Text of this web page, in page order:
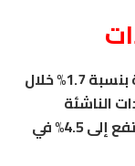
ورجح الصندوق نمو الاقتصادات المتقدمة بنسبة 1.7% خلال
الناشئة
والنامية بنسبة 3.8% هذا العام، قبل أن ترتفع إلى 4.5% في